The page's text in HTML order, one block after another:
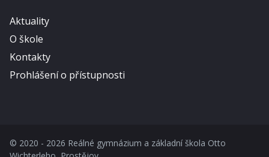
Aktuality
O škole
Kontakty
Prohlášení o přístupnosti
© 2020 - 2026 Reálné gymnázium a základní škola Otto